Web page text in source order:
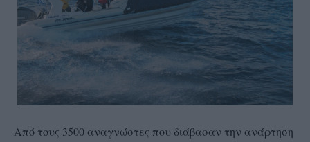
Από τους 3500 αναγνώστες που διάβασαν την ανάρτηση